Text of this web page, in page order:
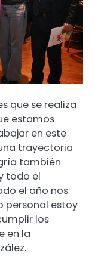
que se realiza
estamos
en este
trayectoria
también
todo el
el año nos
personal estoy
los
en la